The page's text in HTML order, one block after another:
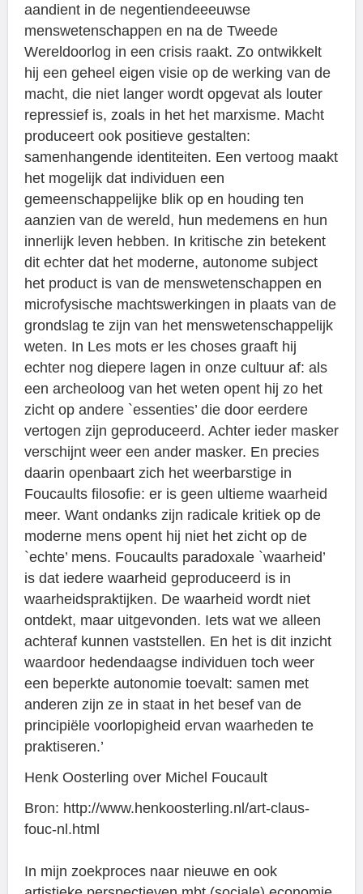
aandient in de negentiendeeeuwse
menswetenschappen en na de Tweede
Wereldoorlog in een crisis raakt. Zo ontwikkelt
hij een geheel eigen visie op de werking van de
macht, die niet langer wordt opgevat als louter
repressief is, zoals in het het marxisme. Macht
produceert ook positieve gestalten:
samenhangende identiteiten. Een vertoog maakt
het mogelijk dat individuen een
gemeenschappelijke blik op en houding ten
aanzien van de wereld, hun medemens en hun
innerlijk leven hebben. In kritische zin betekent
dit echter dat het moderne, autonome subject
het product is van de menswetenschappen en
microfysische machtswerkingen in plaats van de
grondslag te zijn van het menswetenschappelijk
weten. In Les mots er les choses graaft hij
echter nog diepere lagen in onze cultuur af: als
een archeoloog van het weten opent hij zo het
zicht op andere `essenties’ die door eerdere
vertogen zijn geproduceerd. Achter ieder masker
verschijnt weer een ander masker. En precies
daarin openbaart zich het weerbarstige in
Foucaults filosofie: er is geen ultieme waarheid
meer. Want ondanks zijn radicale kritiek op de
moderne mens opent hij niet het zicht op de
`echte’ mens. Foucaults paradoxale `waarheid’
is dat iedere waarheid geproduceerd is in
waarheidspraktijken. De waarheid wordt niet
ontdekt, maar uitgevonden. Iets wat we alleen
achteraf kunnen vaststellen. En het is dit inzicht
waardoor hedendaagse individuen toch weer
een beperkte autonomie toevalt: samen met
anderen zijn ze in staat in het besef van de
principiële voorlopigheid ervan waarheden te
praktiseren.’
Henk Oosterling over Michel Foucault
Bron: http://www.henkoosterling.nl/art-claus-
fouc-nl.html
In mijn zoekproces naar nieuwe en ook